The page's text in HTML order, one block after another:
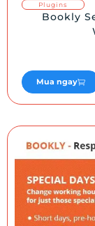
Plugins
Bookly
Mua ngay